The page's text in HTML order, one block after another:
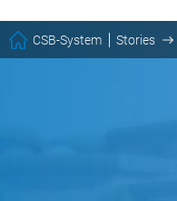
CSB-System Stories